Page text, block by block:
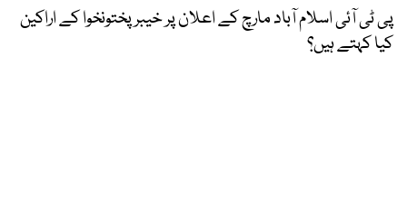
پی ٹی آئی اسلام آباد مارچ کے اعلان پر خیبر پختونخوا کے اراکین
کیا کہتے ہیں؟